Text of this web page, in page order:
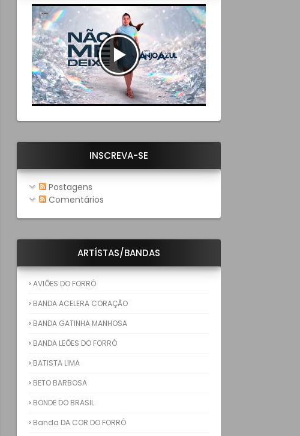
INSCREVA-SE
Postagens
Comentários
ARTÍSTAS/BANDAS
AVIÕES DO FORRÓ
BANDA ACELERA CORAÇÃO
BANDA GATINHA MANHOSA
BANDA LEÕES DO FORRÓ
BATISTA LIMA
BETO BARBOSA
BONDE DO BRASIL
Banda DA COR DO FORRÓ